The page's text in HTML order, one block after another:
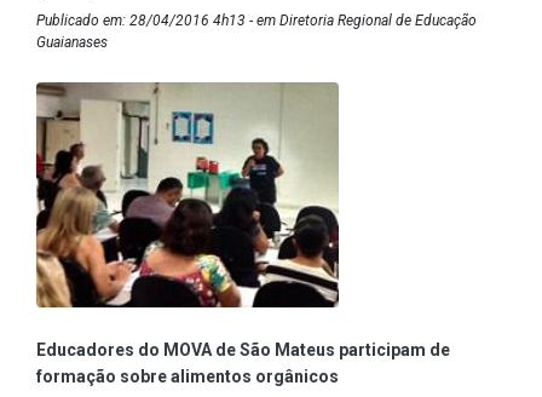
Publicado em: 28/04/2016 4h13 - em Diretoria Regional de Educação
Guaianases
Educadores do MOVA de São Mateus participam de
formação sobre alimentos orgânicos